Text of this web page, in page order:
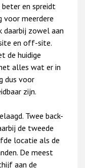
beter en spreidt
voor meerdere
daarbij zowel aan
en off-site.
de huidige
alles wat er in
dus voor
zijn.
Twee back-
de tweede
locatie als de
De meest
aan de